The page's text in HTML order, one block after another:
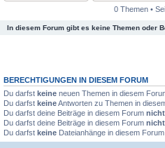
0 Themen •
In diesem Forum gibt es keine Themen oder
BERECHTIGUNGEN IN DIESEM FORUM
Du darfst keine neuen Themen in diesem
Du darfst keineAntworten zu Themen in
Du darfst deine Beiträge in diesem Forum nicht
Du darfst deine Beiträge in diesem Forum nicht
Du darfst keine Dateianhänge in diesem Forum